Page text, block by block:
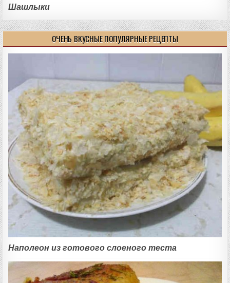
Шашлыки
ОЧЕНЬ ВКУСНЫЕ ПОПУЛЯРНЫЕ РЕЦЕПТЫ
Наполеон из готового слоеного теста